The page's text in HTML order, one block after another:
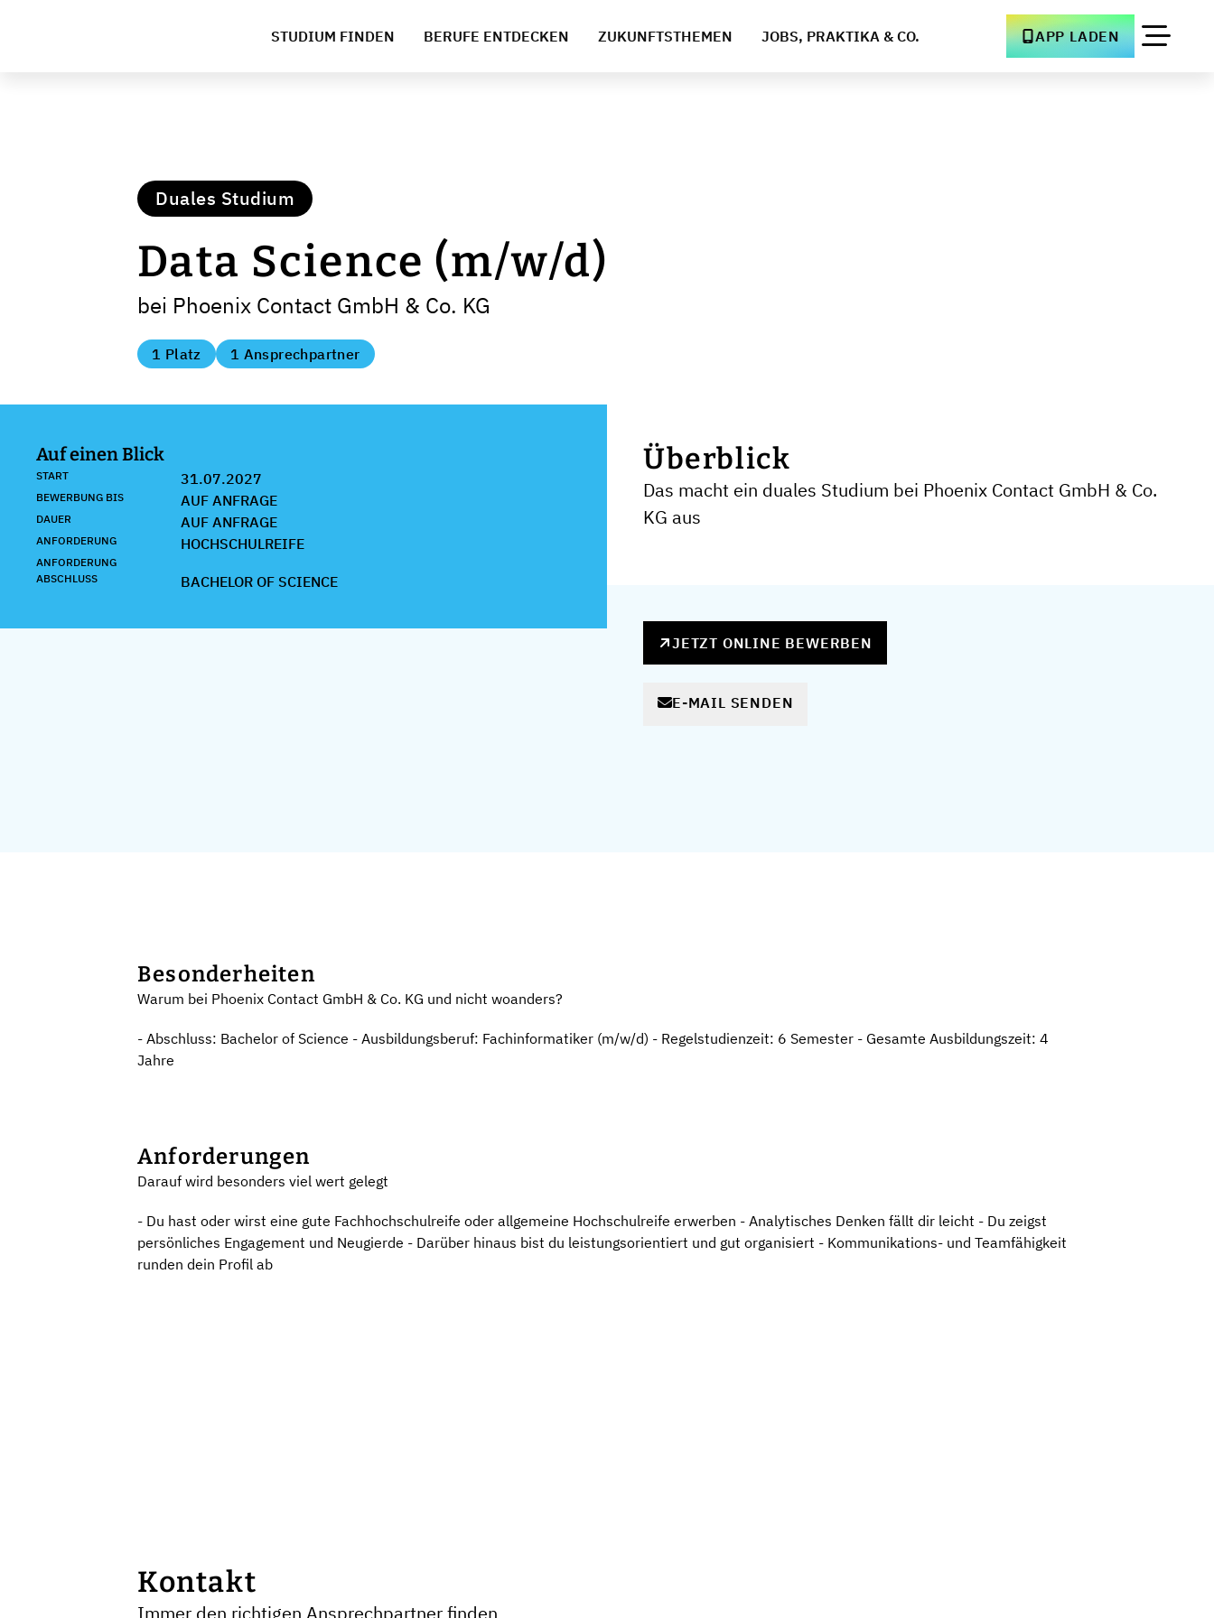
STUDIUM FINDEN BERUFE ENTDECKEN ZUKUNFTSTHEMEN JOBS, PRAKTIKA & CO. APP LADEN
Duales Studium
Data Science (m/w/d)
bei Phoenix Contact GmbH & Co. KG
1 Platz 1 Ansprechpartner
Auf einen Blick
START 31.07.2027
BEWERBUNG BIS AUF ANFRAGE
DAUER AUF ANFRAGE
ANFORDERUNG HOCHSCHULREIFE
ANFORDERUNG
ABSCHLUSS
BACHELOR OF SCIENCE
Überblick
Das macht ein duales Studium bei Phoenix Contact GmbH & Co.
KG aus
JETZT ONLINE BEWERBEN
E-MAIL SENDEN
Besonderheiten
Warum bei Phoenix Contact GmbH & Co. KG und nicht woanders?
- Abschluss: Bachelor of Science - Ausbildungsberuf: Fachinformatiker (m/w/d) - Regelstudienzeit: 6 Semester - Gesamte Ausbildungszeit: 4
Jahre
Anforderungen
Darauf wird besonders viel wert gelegt
- Du hast oder wirst eine gute Fachhochschulreife oder allgemeine Hochschulreife erwerben - Analytisches Denken fällt dir leicht - Du zeigst
persönliches Engagement und Neugierde - Darüber hinaus bist du leistungsorientiert und gut organisiert - Kommunikations- und Teamfähigkeit
runden dein Profil ab
Kontakt
Immer den richtigen Ansprechpartner finden